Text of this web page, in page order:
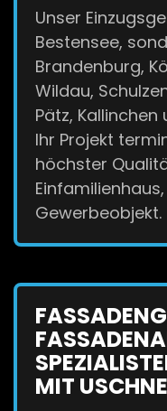
Unser
Bestensee,
Brandenburg,
Wildau,
Pätz, Kallinchen
Ihr Projekt
höchster
Gewerbeobjekt.
MIT